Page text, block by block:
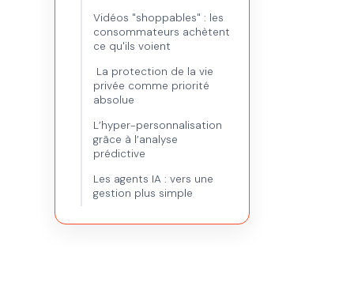
Vidéos "shoppables" : les
consommateurs achètent
ce qu'ils voient
La protection de la vie
privée comme priorité
absolue
L’hyper-personnalisation
grâce à l’analyse
prédictive
Les agents IA : vers une
gestion plus simple